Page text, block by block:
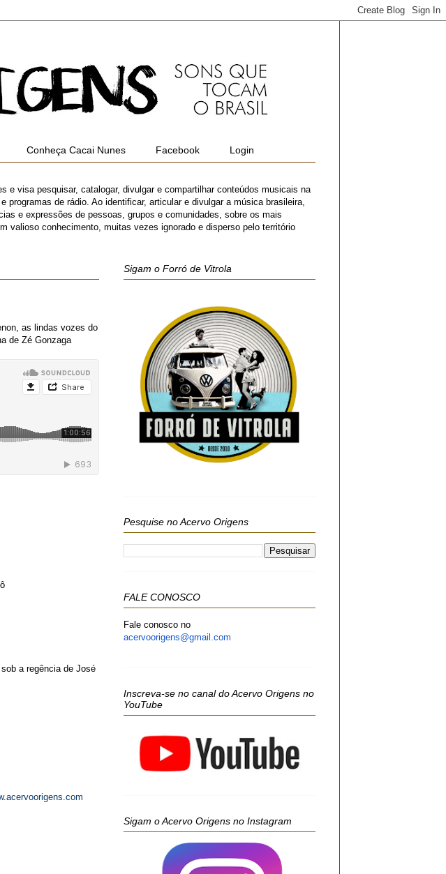
Conheça Cacai Nunes Facebook Login
e visa pesquisar, catalogar, divulgar e compartilhar conteúdos musicais na
de rádio. Ao identificar, articular e divulgar a música brasileira,
e expressões de pessoas, grupos e comunidades, sobre os mais
valioso conhecimento, muitas vezes ignorado e disperso pelo território
, as lindas vozes do
de Zé Gonzaga
a regência de José
Sigam o Forró de Vitrola
Pesquise no Acervo Origens
FALE CONOSCO
Fale conosco no
acervoorigens@gmail.com
Inscreva-se no canal do Acervo Origens no
YouTube
Sigam o Acervo Origens no Instagram